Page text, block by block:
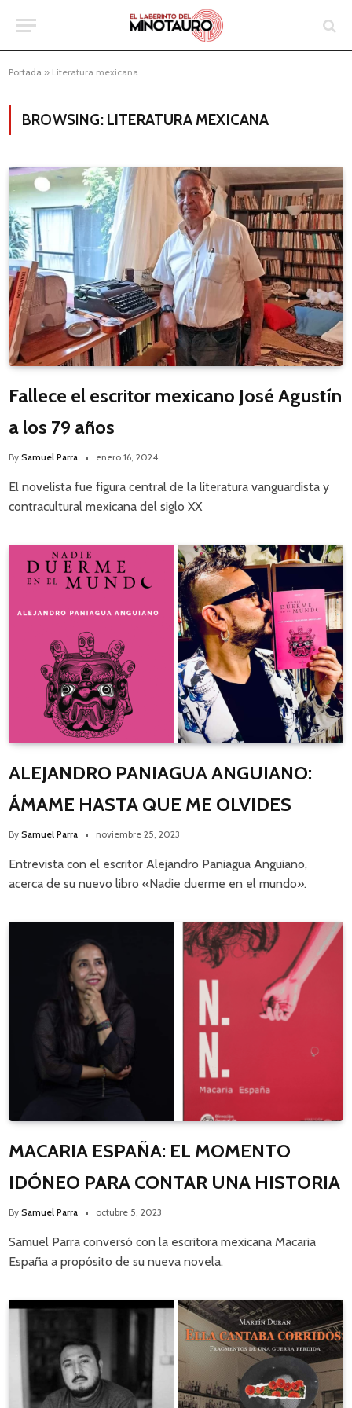
Portada » Literatura mexicana
BROWSING: LITERATURA MEXICANA
Fallece el escritor mexicano José Agustín
a los 79 años
By Samuel Parra enero 16, 2024
El novelista fue figura central de la literatura vanguardista y
contracultural mexicana del siglo XX
ALEJANDRO PANIAGUA ANGUIANO:
ÁMAME HASTA QUE ME OLVIDES
By Samuel Parra noviembre 25, 2023
Entrevista con el escritor Alejandro Paniagua Anguiano,
acerca de su nuevo libro «Nadie duerme en el mundo».
MACARIA ESPAÑA: EL MOMENTO
IDÓNEO PARA CONTAR UNA HISTORIA
By Samuel Parra octubre 5, 2023
Samuel Parra conversó con la escritora mexicana Macaria
España a propósito de su nueva novela.